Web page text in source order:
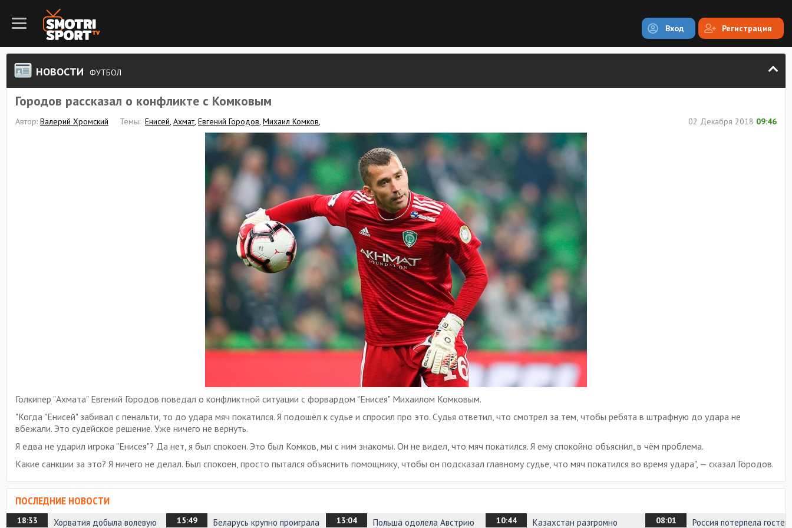
Вход Регистрация
НОВОСТИ ФУТБОЛ
Городов рассказал о конфликте с Комковым
Автор: Валерий Хромский Темы: Енисей, Ахмат, Евгений Городов, Михаил Комков, 02 Декабря 2018 09:46
Голкипер "Ахмата" Евгений Городов поведал о конфликтной ситуации с форвардом "Енисея" Михаилом Комковым.
"Когда "Енисей" забивал с пенальти, то до удара мяч покатился. Я подошёл к судье и спросил про это. Судья ответил, что смотрел за тем, чтобы ребята в штрафную до удара не
вбежали. Это судейское решение. Уже ничего не вернуть.
Я едва не ударил игрока "Енисея"? Да нет, я был спокоен. Это был Комков, мы с ним знакомы. Он не видел, что мяч покатился. Я ему спокойно объяснил, в чём проблема.
Какие санкции за это? Я ничего не делал. Был спокоен, просто пытался объяснить помощнику, чтобы он подсказал главному судье, что мяч покатился во время удара", — сказал Городов.
ПОСЛЕДНИЕ НОВОСТИ
18:33 Хорватия добыла волевую 15:49 Беларусь крупно проиграла 13:04 Польша одолела Австрию 10:44 Казахстан разгромно 08:01 Россия потерпела